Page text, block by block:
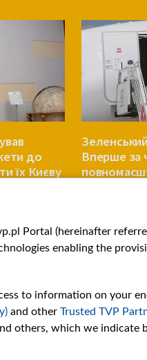
до
їх Києву
Вперше за
Portal (hereinafter
enabling the
to information on your
and other Trusted TVP
others, which we indicate